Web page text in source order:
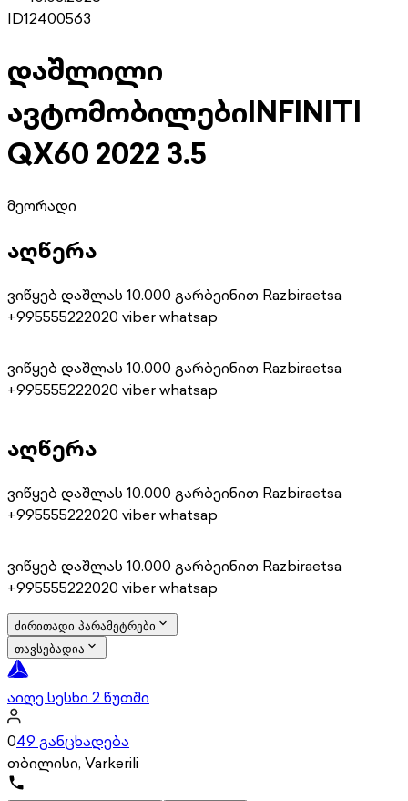
ID12400563
დაშლილი
ავტომობილებიINFINITI
QX60 2022 3.5
მეორადი
აღწერა
ვიწყებ დაშლას 10.000 გარბეინით Razbiraetsa
+995555222020 viber whatsap
ვიწყებ დაშლას 10.000 გარბეინით Razbiraetsa
+995555222020 viber whatsap
აღწერა
ვიწყებ დაშლას 10.000 გარბეინით Razbiraetsa
+995555222020 viber whatsap
ვიწყებ დაშლას 10.000 გარბეინით Razbiraetsa
+995555222020 viber whatsap
ძირითადი პარამეტრები
თავსებადია
აიღე სესხი 2 წუთში
049 განცხადება
თბილისი, Varkerili